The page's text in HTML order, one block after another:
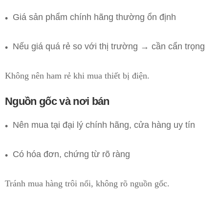
Giá sản phẩm chính hãng thường ổn định
Nếu giá quá rẻ so với thị trường → cần cẩn trọng
Không nên ham rẻ khi mua thiết bị điện.
Nguồn gốc và nơi bán
Nên mua tại đại lý chính hãng, cửa hàng uy tín
Có hóa đơn, chứng từ rõ ràng
Tránh mua hàng trôi nổi, không rõ nguồn gốc.